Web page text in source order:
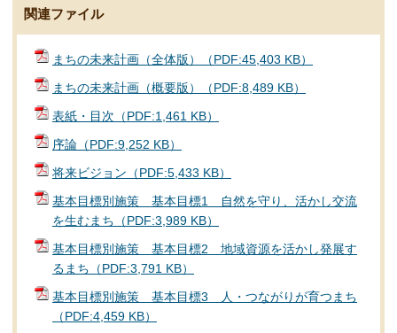
関連ファイル
まちの未来計画（全体版）（PDF:45,403 KB）
まちの未来計画（概要版）（PDF:8,489 KB）
表紙・目次（PDF:1,461 KB）
序論（PDF:9,252 KB）
将来ビジョン（PDF:5,433 KB）
基本目標別施策 基本目標1 自然を守り、活かし交流
を生むまち（PDF:3,989 KB）
基本目標別施策 基本目標2 地域資源を活かし発展す
るまち（PDF:3,791 KB）
基本目標別施策 基本目標3 人・つながりが育つまち
（PDF:4,459 KB）